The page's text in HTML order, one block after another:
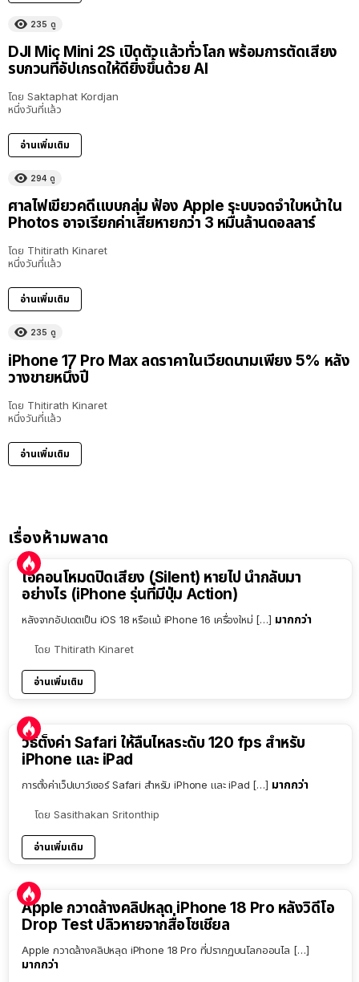
235 ดู
DJI Mic Mini 2S เปิดตัวแล้วทั่วโลก พร้อมการตัดเสียง
รบกวนที่อัปเกรดให้ดียิ่งขึ้นด้วย AI
โดย Saktaphat Kordjan
หนึ่งวันที่แล้ว
อ่านเพิ่มเติม
294 ดู
ศาลไฟเขียวคดีแบบกลุ่ม ฟ้อง Apple ระบบจดจำใบหน้าใน
Photos อาจเรียกค่าเสียหายกว่า 3 หมื่นล้านดอลลาร์
โดย Thitirath Kinaret
หนึ่งวันที่แล้ว
อ่านเพิ่มเติม
235 ดู
iPhone 17 Pro Max ลดราคาในเวียดนามเพียง 5% หลัง
วางขายหนึ่งปี
โดย Thitirath Kinaret
หนึ่งวันที่แล้ว
อ่านเพิ่มเติม
เรื่องห้ามพลาด
ไอคอนโหมดปิดเสียง (Silent) หายไป นำกลับมา
อย่างไร (iPhone รุ่นที่มีปุ่ม Action)
หลังจากอัปเดตเป็น iOS 18 หรือแม้ iPhone 16 เครื่องใหม่ […] มากกว่า
โดย Thitirath Kinaret
อ่านเพิ่มเติม
วิธีตั้งค่า Safari ให้ลื่นไหลระดับ 120 fps สำหรับ
iPhone และ iPad
การตั้งค่าเว็ปเบาว์เซอร์ Safari สำหรับ iPhone และ iPad […] มากกว่า
โดย Sasithakan Sritonthip
อ่านเพิ่มเติม
Apple กวาดล้างคลิปหลุด iPhone 18 Pro หลังวิดีโอ
Drop Test ปลิวหายจากสื่อโซเชียล
Apple กวาดล้างคลิปหลุด iPhone 18 Pro ที่ปรากฏบนโลกออนไล […]
มากกว่า